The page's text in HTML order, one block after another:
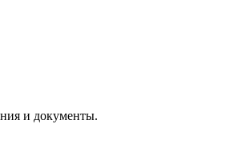
и документы.